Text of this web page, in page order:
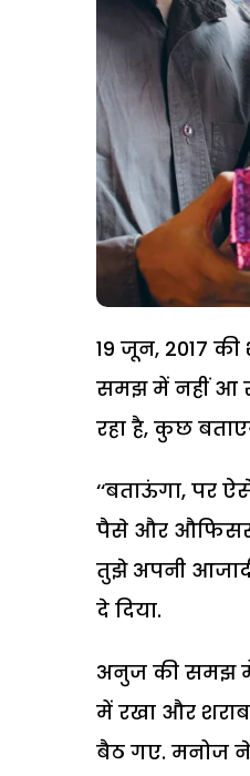
19 जून, 2017
समझ में नहीं आ
रहा है, कुछ
‘‘बताऊंगा, पर
पैसे और
तुझे अपनी
दे दिया.
अनुज की समझ
में रखा और
बैठ गए. मनोज